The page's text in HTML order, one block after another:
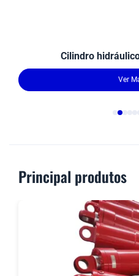
Cilindro
Ver
Principal produtos